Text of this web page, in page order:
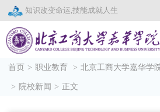
知识改变命运,技能成就人生
首页 > 职业教育 > 北京工商大学嘉华学
> 院校新闻 > 正文